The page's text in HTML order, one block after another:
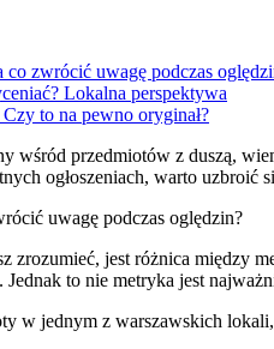
zwrócić uwagę podczas
Lokalna perspektywa
to na pewno oryginał?
wśród przedmiotów z duszą,
ogłoszeniach, warto
uwagę podczas oględzin?
zrozumieć, jest różnica między
to nie metryka jest
w jednym z warszawskich